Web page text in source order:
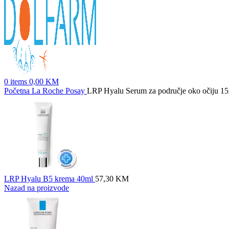
0 items 0,00 KM
Početna La Roche Posay LRP Hyalu Serum za područje oko očiju
LRP Hyalu B5 krema 40ml 57,30 KM
Nazad na proizvode